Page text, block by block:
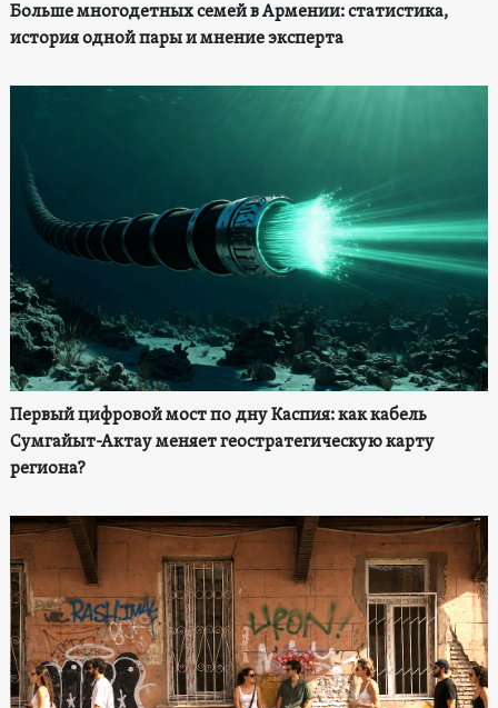
Больше многодетных семей в Армении: статистика,
история одной пары и мнение эксперта
Первый цифровой мост по дну Каспия: как кабель
Сумгайыт-Актау меняет геостратегическую карту
региона?